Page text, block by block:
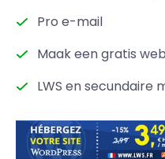
Pro e-mail
Maak een gratis
LWS en secundaire